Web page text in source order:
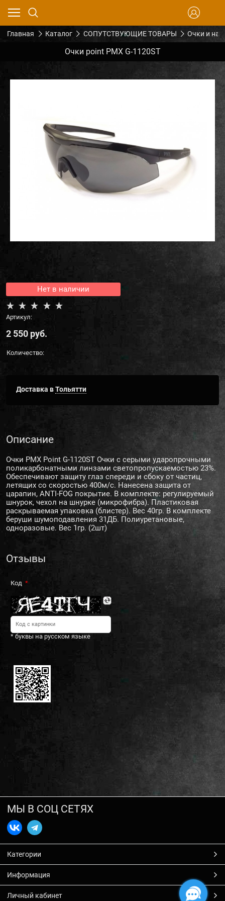
Главная Каталог СОПУТСТВУЮЩИЕ ТОВАРЫ Очки и
Очки point PMX G-1120ST
Нет в наличии
Артикул:
2 550 руб.
Количество:
Доставка вТольятти
Описание
Очки PMX Point G-1120ST Очки c серыми ударопрочными
поликарбонатными линзами светопропускаемостью 23%.
Обеспечивают защиту глаз спереди и сбоку от частиц,
летящих со скоростью 400м/с. Нанесена защита от
царапин, ANTI-FOG покрытие. В комплекте: регулируемый
шнурок, чехол на шнурке (микрофибра). Пластиковая
раскрываемая упаковка (блистер). Вес 40гр. В комплекте
беруши шумоподавления 31ДБ. Полиуретановые,
одноразовые. Вес 1гр. (2шт)
Отзывы
Код
* буквы на русском языке
МЫ В СОЦ СЕТЯХ
Категории
Информация
Личный кабинет